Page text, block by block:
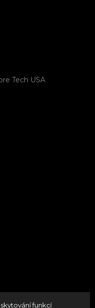
funkcí
Tech USA